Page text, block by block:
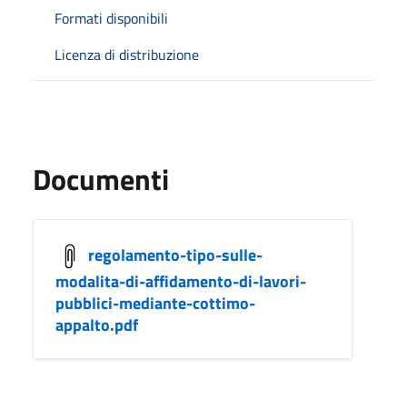
Formati disponibili
Licenza di distribuzione
Documenti
regolamento-tipo-sulle-
modalita-di-affidamento-di-lavori-
pubblici-mediante-cottimo-
appalto.pdf